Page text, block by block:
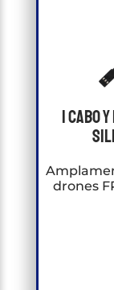
1 Cabo
drones